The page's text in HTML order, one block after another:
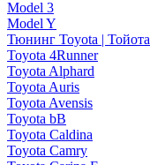
Model 3
Model Y
Тюнинг Toyota | Тойота
Toyota 4Runner
Toyota Alphard
Toyota Auris
Toyota Avensis
Toyota bB
Toyota Caldina
Toyota Camry